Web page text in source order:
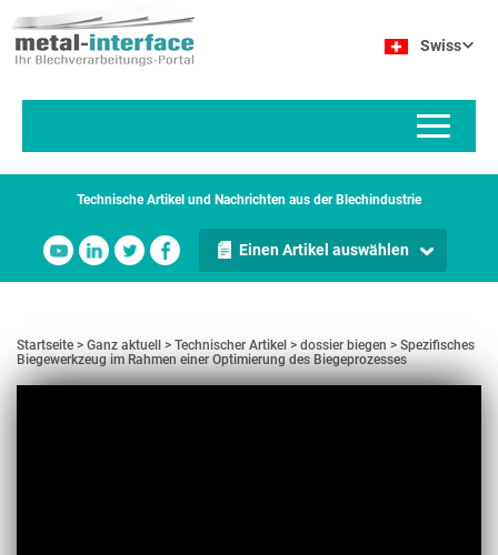
zum
Inhalt
Swiss
Technische Artikel und Nachrichten aus der Blechindustrie
Einen Artikel auswählen
Startseite Ganz aktuell Technischer Artikel dossier biegen
Spezifisches
Biegewerkzeug im Rahmen einer Optimierung des Biegeprozesses